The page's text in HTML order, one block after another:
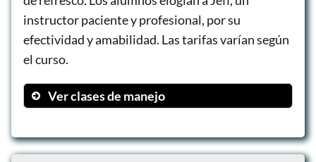
instructor paciente y profesional, por su
efectividad y amabilidad. Las tarifas varían según
el curso.
Ver clases de manejo
50 Hour Driving Course